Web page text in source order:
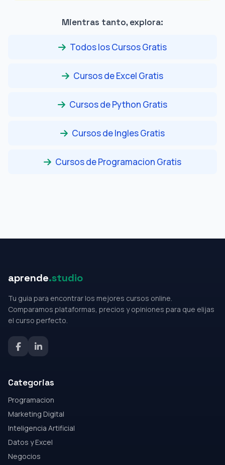
Mientras tanto, explora:
Todos los Cursos Gratis
Cursos de Excel Gratis
Cursos de Python Gratis
Cursos de Ingles Gratis
Cursos de Programacion Gratis
aprende.studio
Tu guia para encontrar los mejores cursos online.
Comparamos plataformas, precios y opiniones para que elijas
el curso perfecto.
Categorias
Programacion
Marketing Digital
Inteligencia Artificial
Datos y Excel
Negocios